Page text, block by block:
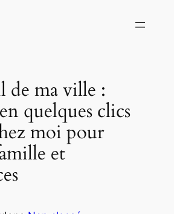
de ma ville :
quelques clics
moi pour
et